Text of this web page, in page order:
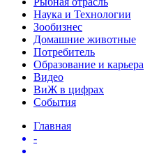
Наука и Технологии
Зообизнес
Домашние животные
Потребитель
Образование и карьера
Видео
ВиЖ в цифрах
События
Главная
-